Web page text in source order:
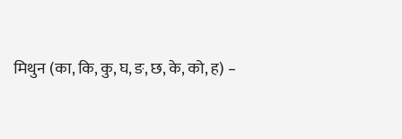
मिथुन (का, कि, कु, घ, ङ, छ, के, को, ह) –